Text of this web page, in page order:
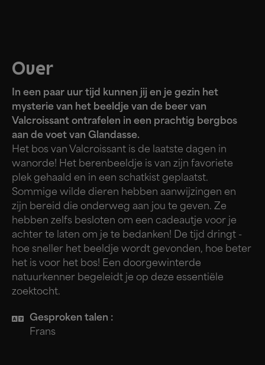
Over
In een paar uur tijd kunnen jij en je gezin het
mysterie van het beeldje van de beer van
Valcroissant ontrafelen in een prachtig bergbos
aan de voet van Glandasse.
Het bos van Valcroissant is de laatste dagen in
wanorde! Het berenbeeldje is van zijn favoriete
plek gehaald en in een schatkist geplaatst.
Sommige wilde dieren hebben aanwijzingen en
zijn bereid die onderweg aan jou te geven. Ze
hebben zelfs besloten om een cadeautje voor je
achter te laten om je te bedanken! De tijd dringt -
hoe sneller het beeldje wordt gevonden, hoe beter
het is voor het bos! Een doorgewinterde
natuurkenner begeleidt je op deze essentiële
zoektocht.
Gesproken talen :
Frans